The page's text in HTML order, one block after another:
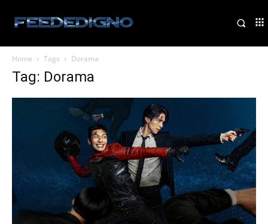
Home Tags Dorama
Tag: Dorama